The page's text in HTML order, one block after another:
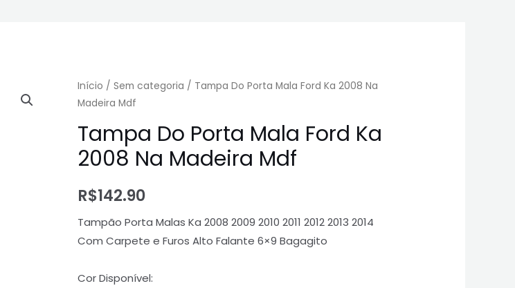
Início / Sem categoria / Tampa Do Porta Mala Ford Ka 2008 Na
Madeira Mdf
Tampa Do Porta Mala Ford Ka
2008 Na Madeira Mdf
R$142.90
Tampão Porta Malas Ka 2008 2009 2010 2011 2012 2013 2014
Com Carpete e Furos Alto Falante 6×9 Bagagito
Cor Disponível: